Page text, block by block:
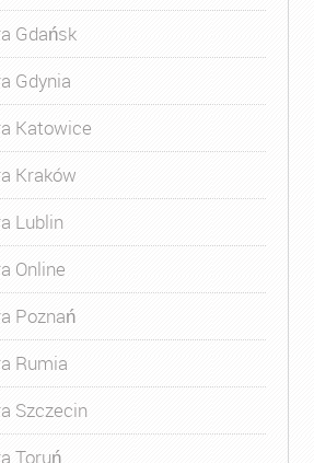
Gdańsk
Gdynia
Katowice
Kraków
Lublin
Online
Poznań
Rumia
Szczecin
Toruń